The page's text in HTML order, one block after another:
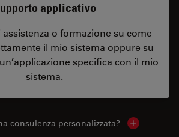
applicativo
o formazione su come
il mio sistema oppure su
specifica con il mio
sistema.
consulenza personalizzata? Show local